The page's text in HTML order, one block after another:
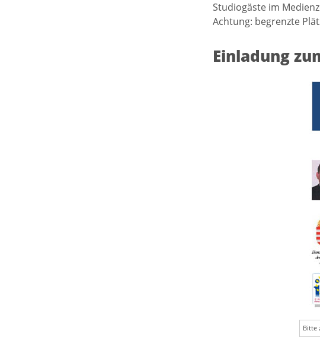
Studiogäste im
Achtung: begrenzte
Einladung
Bitte